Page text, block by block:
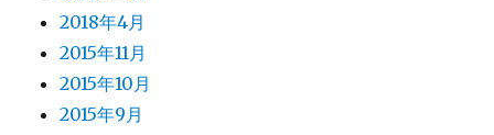
2018年4月
2015年11月
2015年10月
2015年9月